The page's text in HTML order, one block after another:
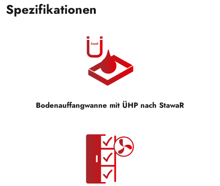
Spezifikationen
Bodenauffangwanne mit ÜHP nach StawaR